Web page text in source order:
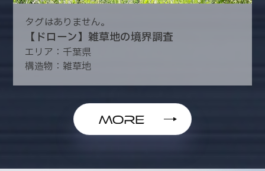
タグはありません。
【ドローン】雑草地の境界調査
エリア：千葉県
構造物：雑草地